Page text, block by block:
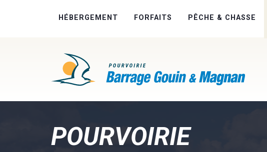
HÉBERGEMENT FORFAITS PÊCHE & CHASSE
POURVOIRIE